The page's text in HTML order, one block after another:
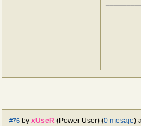
#76 by xUseR (Power User) (0 mesaje)